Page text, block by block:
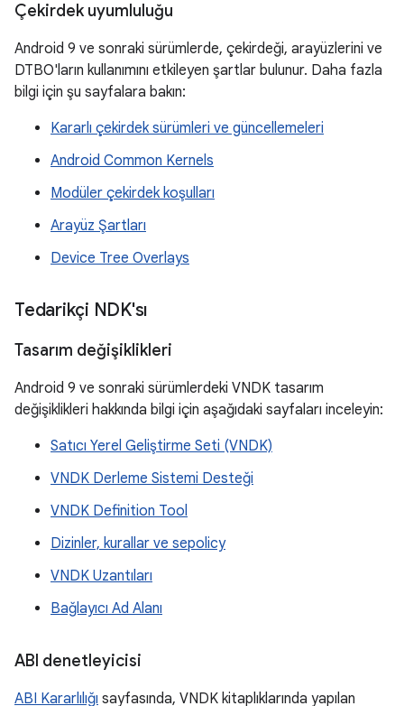
Çekirdek uyumluluğu
Android 9 ve sonraki sürümlerde, çekirdeği, arayüzlerini ve
DTBO'ların kullanımını etkileyen şartlar bulunur. Daha fazla
bilgi için şu sayfalara bakın:
Kararlı çekirdek sürümleri ve güncellemeleri
Android Common Kernels
Modüler çekirdek koşulları
Arayüz Şartları
Device Tree Overlays
Tedarikçi NDK'sı
Tasarım değişiklikleri
Android 9 ve sonraki sürümlerdeki VNDK tasarım
değişiklikleri hakkında bilgi için aşağıdaki sayfaları inceleyin:
Satıcı Yerel Geliştirme Seti (VNDK)
VNDK Derleme Sistemi Desteği
VNDK Definition Tool
Dizinler, kurallar ve sepolicy
VNDK Uzantıları
Bağlayıcı Ad Alanı
ABI denetleyicisi
ABI Kararlılığı sayfasında, VNDK kitaplıklarında yapılan